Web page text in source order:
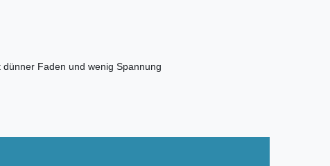
Faden und wenig Spannung